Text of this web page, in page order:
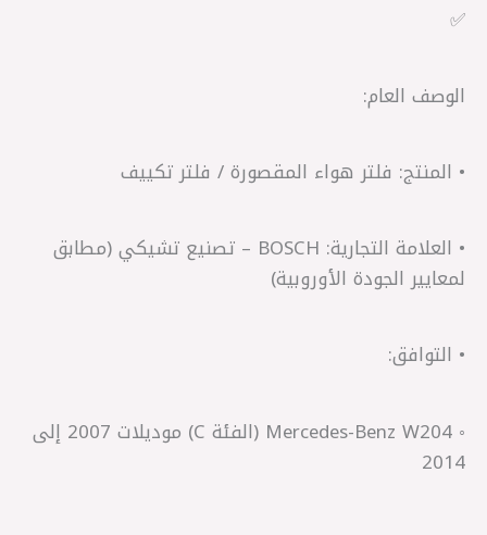
✅
الوصف العام:
• المنتج: فلتر هواء المقصورة / فلتر تكييف
• العلامة التجارية: BOSCH – تصنيع تشيكي (مطابق
لمعايير الجودة الأوروبية)
• التوافق:
◦ Mercedes-Benz W204 (الفئة C) موديلات 2007 إلى
2014